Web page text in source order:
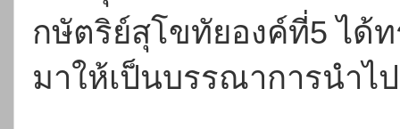
กษัตริย์สุโขทัยองค์ที่5 ได้
มาให้เป็นบรรณาการนำไ